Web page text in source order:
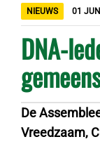
NIEUWS 01
DNA-
De
Vreedzaam,